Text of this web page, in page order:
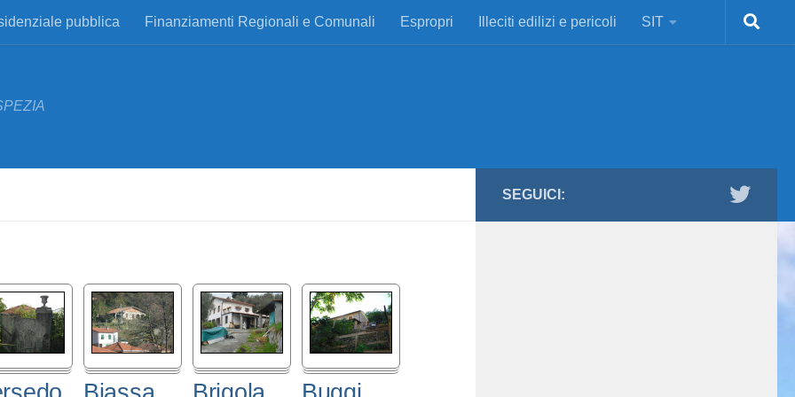
pubblica Finanziamenti Regionali e Comunali Espropri Illeciti edilizi e pericoli SIT
SEGUICI: